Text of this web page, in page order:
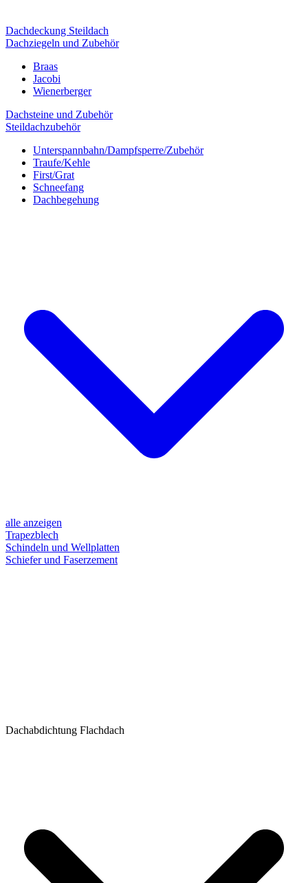
Dachdeckung Steildach
Dachziegeln und Zubehör
Braas
Jacobi
Wienerberger
Dachsteine und Zubehör
Steildachzubehör
Unterspannbahn/Dampfsperre/Zubehör
Traufe/Kehle
First/Grat
Schneefang
Dachbegehung
alle anzeigen
Trapezblech
Schindeln und Wellplatten
Schiefer und Faserzement
Dachabdichtung Flachdach